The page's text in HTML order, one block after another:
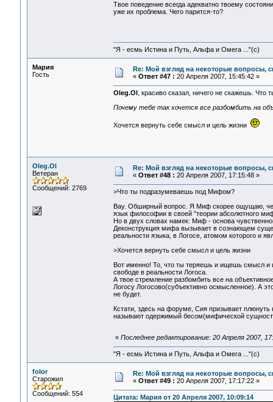
Твое поведение всегда адекватно твоему
уже их проблема. Чего парится-то?
"Я - есмь Истина и Путь, Альфа и Омега ..."(с)
Мария
Гость
Re: Мой взгляд на некоторые вопросы,
« Ответ #47 : 20 Апреля 2007, 15:45:42 »
Oleg.Ol
, красиво сказал, ничего не скажешь.
Почему тебе так хочется все разбомбить на
Хочется вернуть себе смысл и цель жизни
Oleg.Ol
Ветеран
Сообщений: 2769
Re: Мой взгляд на некоторые вопросы,
« Ответ #48 : 20 Апреля 2007, 17:15:48 »
>Что ты подразумеваешь под Мифом?
Вау. Обширный вопрос. Я Миф скорее ощущаю,
язык философии в своей "теории абсолютного
Но в двух словах намек: Миф - основа
Деконструкция мифа вызывает в сознающем
реальности языка, в Логосе, атомом которого и
>Хочется вернуть себе смысл и цель жизни
Вот именно! То, что ты теряешь и ищешь смысл и
свободе в реальности Логоса.
А твое стремление разбомбить все на
Логосу Логосово(субъективно осмысленное). А
не будет.
Кстати, здесь на форуме, Сия призывает
называют одержимый бесом(мифической
« Последнее редактирование: 20 Апреля 2007,
"Я - есмь Истина и Путь, Альфа и Омега ..."(с)
folor
Старожил
Сообщений: 554
Re: Мой взгляд на некоторые вопросы,
« Ответ #49 : 20 Апреля 2007, 17:17:22 »
Цитата: Мария от 20 Апреля 2007, 10:09:14